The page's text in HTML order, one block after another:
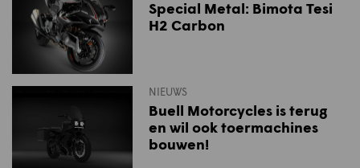
Special Metal: Bimota Tesi
H2 Carbon
NIEUWS
Buell Motorcycles is terug
en wil ook toermachines
bouwen!